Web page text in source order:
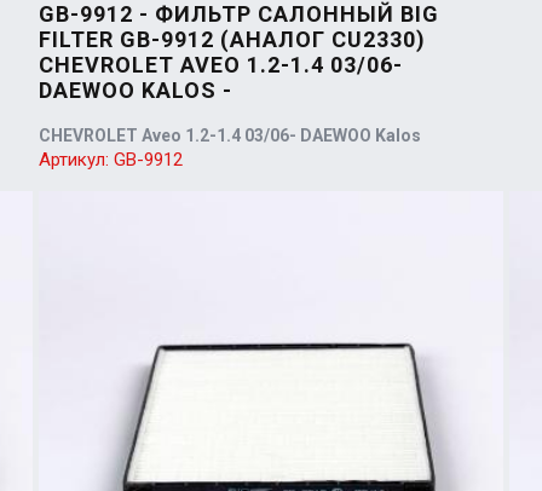
GB-9912 - ФИЛЬТР САЛОННЫЙ BIG
FILTER GB-9912 (АНАЛОГ CU2330)
CHEVROLET AVEO 1.2-1.4 03/06-
DAEWOO KALOS -
CHEVROLET Aveo 1.2-1.4 03/06- DAEWOO Kalos
Артикул: GB-9912